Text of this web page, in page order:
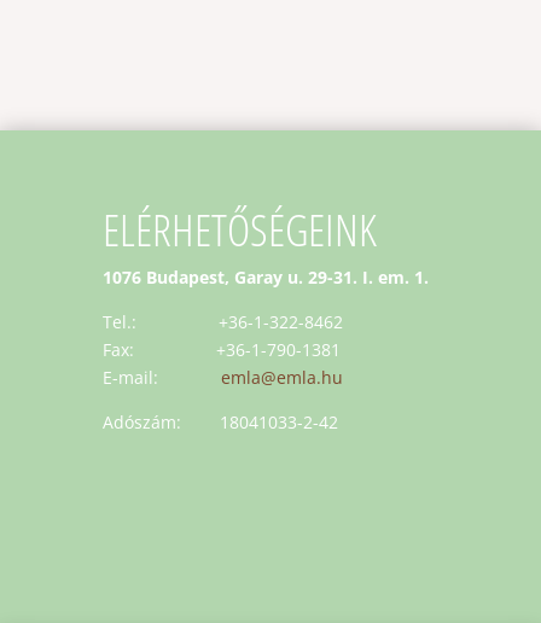
ELÉRHETŐSÉGEINK
1076 Budapest, Garay u. 29-31. I. em. 1.
Tel.: +36-1-322-8462
Fax: +36-1-790-1381
E-mail: emla@emla.hu
Adószám: 18041033-2-42